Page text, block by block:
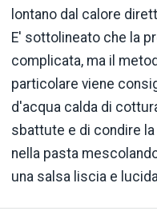
lontano dal calore
E' sottolineato che la
complicata, ma il
particolare viene
d'acqua calda di
sbattute e di condire
nella pasta
una salsa liscia e